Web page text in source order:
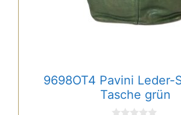
9698OT4 Pavini Leder-
Tasche grün